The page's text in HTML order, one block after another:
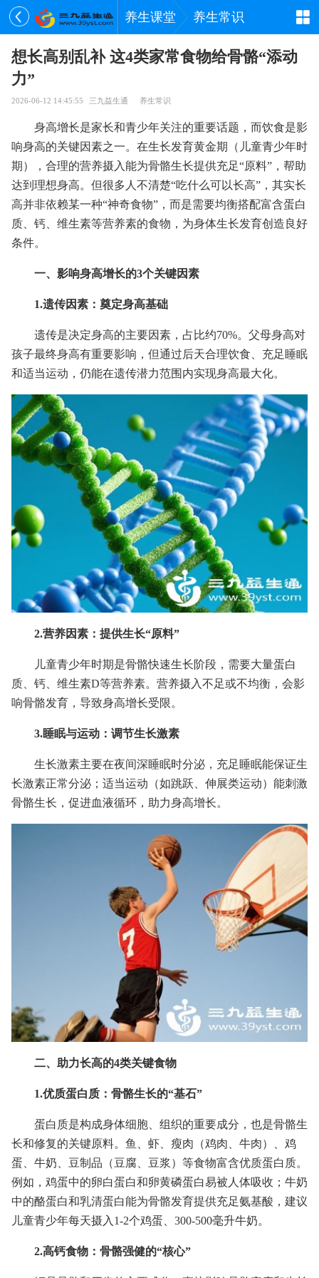
养生课堂 养生常识
想长高别乱补 这4类家常食物给骨骼“添动
力”
2026-06-12 14:45:55 三九益生通 养生常识
身高增长是家长和青少年关注的重要话题，而饮食是影
响身高的关键因素之一。在生长发育黄金期（儿童青少年时
期），合理的营养摄入能为骨骼生长提供充足“原料”，帮助
达到理想身高。但很多人不清楚“吃什么可以长高”，其实长
高并非依赖某一种“神奇食物”，而是需要均衡搭配富含蛋白
质、钙、维生素等营养素的食物，为身体生长发育创造良好
条件。
一、影响身高增长的3个关键因素
1.遗传因素：奠定身高基础
遗传是决定身高的主要因素，占比约70%。父母身高对
孩子最终身高有重要影响，但通过后天合理饮食、充足睡眠
和适当运动，仍能在遗传潜力范围内实现身高最大化。
2.营养因素：提供生长“原料”
儿童青少年时期是骨骼快速生长阶段，需要大量蛋白
质、钙、维生素D等营养素。营养摄入不足或不均衡，会影
响骨骼发育，导致身高增长受限。
3.睡眠与运动：调节生长激素
生长激素主要在夜间深睡眠时分泌，充足睡眠能保证生
长激素正常分泌；适当运动（如跳跃、伸展类运动）能刺激
骨骼生长，促进血液循环，助力身高增长。
二、助力长高的4类关键食物
1.优质蛋白质：骨骼生长的“基石”
蛋白质是构成身体细胞、组织的重要成分，也是骨骼生
长和修复的关键原料。鱼、虾、瘦肉（鸡肉、牛肉）、鸡
蛋、牛奶、豆制品（豆腐、豆浆）等食物富含优质蛋白质。
例如，鸡蛋中的卵白蛋白和卵黄磷蛋白易被人体吸收；牛奶
中的酪蛋白和乳清蛋白能为骨骼发育提供充足氨基酸，建议
儿童青少年每天摄入1-2个鸡蛋、300-500毫升牛奶。
2.高钙食物：骨骼强健的“核心”